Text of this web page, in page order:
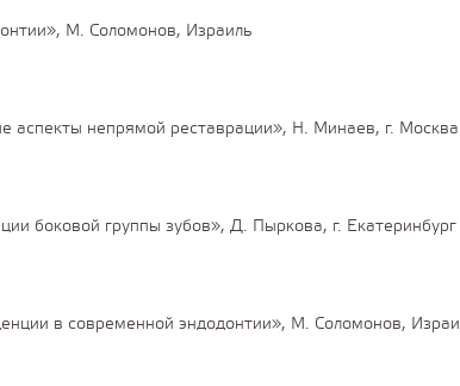
М. Соломонов, Израиль
аспекты непрямой реставрации», Н. Минаев, г. Москва
боковой группы зубов», Д. Пыркова, г. Екатеринбург
в современной эндодонтии», М. Соломонов,